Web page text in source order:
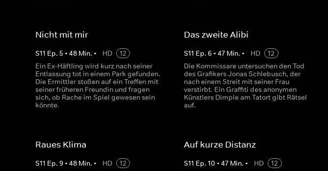
Nicht mit mir
S11 Ep. 5 • 48 Min. • HD
12
Ein Ex-Häftling wird kurz nach seiner
Entlassung tot in einem Park gefunden.
Die Ermittler stoßen auf ein Treffen mit
seiner früheren Freundin und fragen
sich, ob Rache im Spiel gewesen sein
könnte.
Das zweite Alibi
S11 Ep.6 •47 Min. • HD
12
Die Kommissare untersuchen den Tod
des Grafikers Jonas Schlebusch, der
nach einem Streit mit seiner Frau
verstirbt. Ein Graffiti des anonymen
Künstlers Dimple am Tatort gibt Rätsel
auf.
Raues Klima
S11 Ep. 9 • 48 Min. • HD
12
Auf kurze Distanz
S11 Ep.10 •47 Min. • HD
12